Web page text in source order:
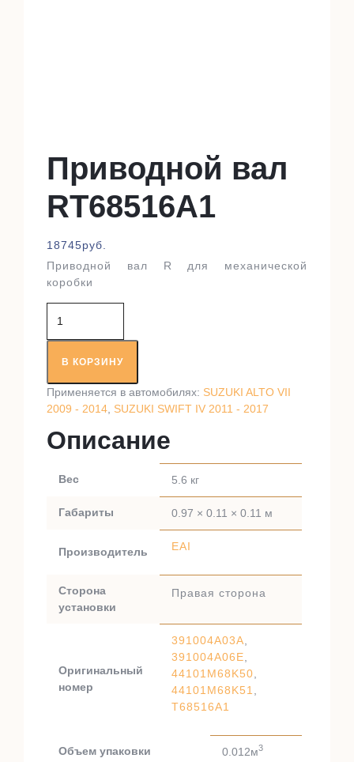
Приводной вал
RT68516A1
18745руб.
Приводной вал R для механической
коробки
товара
Приводной
валВ КОРЗИНУ
Применяется в автомобилях: SUZUKI ALTO VII
2009 - 2014 SUZUKI SWIFT IV 2011 - 2017
Описание
Вес 5.6 кг
Габариты 0.97 × 0.11 × 0.11 м
Производитель EAI
Сторона
установки
Правая сторона
Оригинальный
номер
391004A03A
391004A06E
44101M68K50
44101M68K51
T68516A1
Объем упаковки 0.012м3